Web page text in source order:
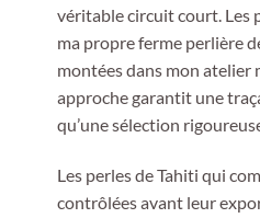
véritable circuit court. Les
ma propre ferme perlière
montées dans mon atelier
approche garantit une
qu’une sélection
Les perles de Tahiti qui
contrôlées avant leur